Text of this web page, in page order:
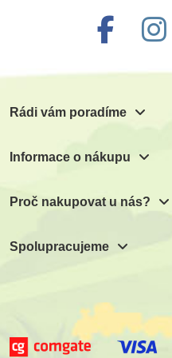
Rádi vám poradíme
Informace o nákupu
Proč nakupovat u nás?
Spolupracujeme